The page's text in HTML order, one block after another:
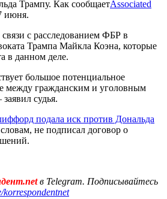
Трампу. Как сообщаетAssociated
июня.
с расследованием ФБР в
Трампа Майкла Коэна, которые
в данном деле.
большое потенциальное
между гражданским и уголовным
судья.
подала иск против Дональда
не подписал договор о
в Telegram. Подписывайтесь
korrespondentnet